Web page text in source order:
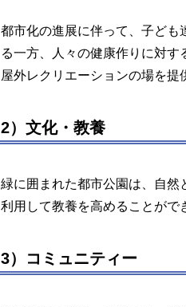
都市化の進展に伴って、子ども
る一方、人々の健康作りに対
屋外レクリエーションの場を提
2）文化・教養
緑に囲まれた都市公園は、自然
利用して教養を高めることがで
3）コミュニティー